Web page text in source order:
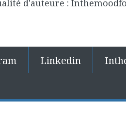
d'auteure :
Linkedin